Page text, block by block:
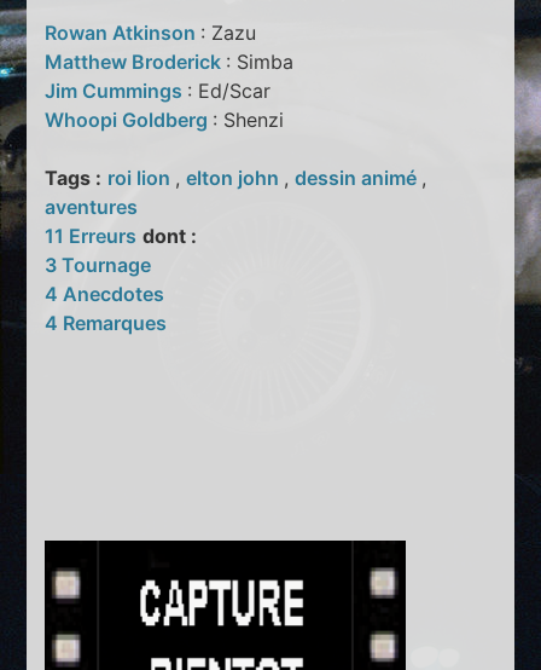
Rowan Atkinson : Zazu
Matthew Broderick : Simba
Jim Cummings : Ed/Scar
Whoopi Goldberg : Shenzi
Tags : roi lion ,elton john ,dessin animé ,
aventures
11 Erreurs dont :
3 Tournage
4 Anecdotes
4 Remarques